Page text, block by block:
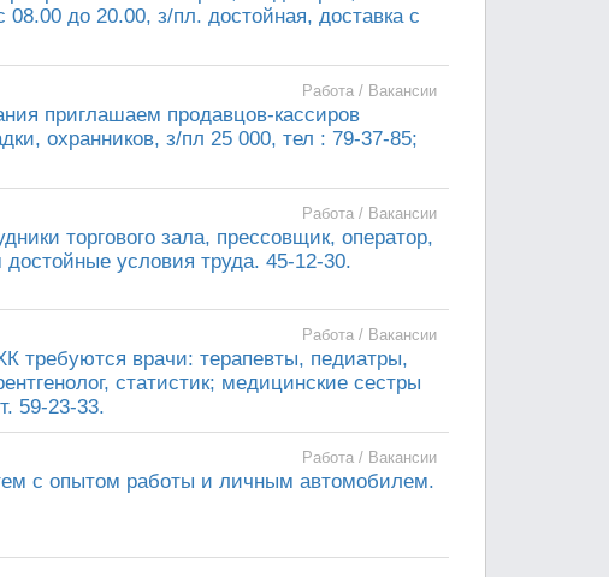
до 20.00, з/пл. достойная, доставка с
Работа / Вакансии
приглашаем продавцов-кассиров
охранников, з/пл 25 000, тел : 79-37-85;
Работа / Вакансии
торгового зала, прессовщик, оператор,
условия труда. 45-12-30.
Работа / Вакансии
требуются врачи: терапевты, педиатры,
статистик; медицинские сестры
59-23-33.
Работа / Вакансии
с опытом работы и личным автомобилем.